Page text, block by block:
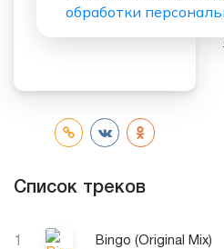
Список треков
1 Bingo (Original Mix)
обработки